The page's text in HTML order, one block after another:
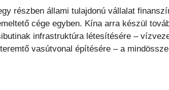
részben állami tulajdonú vállalat
cége egyben. Kína arra készül
infrastruktúra létesítésére –
vasútvonal építésére – a